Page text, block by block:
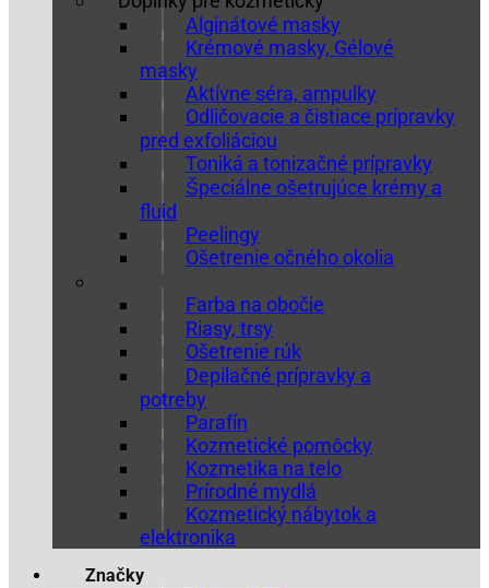
Alginátové masky
Krémové masky, Gélové
masky
Aktívne séra, ampulky
Odličovacie a čistiace prípravky
pred exfoliáciou
Toniká a tonizačné prípravky
Špeciálne ošetrujúce krémy a
fluid
Peelingy
Ošetrenie očného okolia
Farba na obočie
Riasy, trsy
Ošetrenie rúk
Depilačné prípravky a
potreby
Parafín
Kozmetické pomôcky
Kozmetika na telo
Prírodné mydlá
Kozmetický nábytok a
elektronika
Značky